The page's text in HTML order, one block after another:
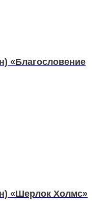
«Благословение
«Шерлок Холмс»